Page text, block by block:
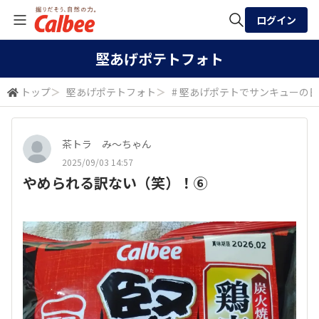
検索
ログイン
堅あげポテトフォト
トップ＞ 堅あげポテトフォト ＞ # 堅あげポテトでサンキューの日
茶トラ み〜ちゃん
2025/09/03 14:57
やめられる訳ない（笑）！⑥